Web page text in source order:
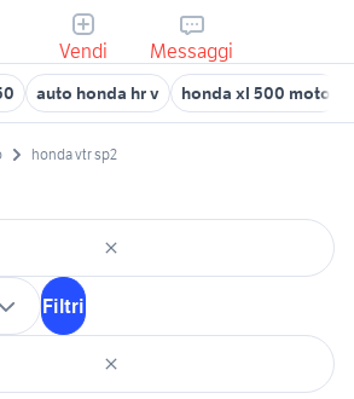
Vendi Messaggi
auto honda hr v honda xl 500 moto
honda vtr sp2
Filtri